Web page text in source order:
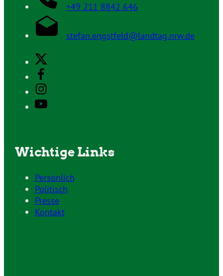
+49 211 8842 646
stefan.engstfeld@landtag.nrw.de
Wichtige Links
Persönlich
Politisch
Presse
Kontakt